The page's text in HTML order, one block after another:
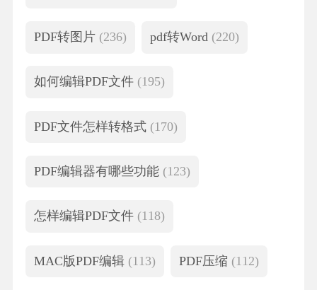
PDF转图片 (236) pdf转Word (220)
如何编辑PDF文件 (195)
PDF文件怎样转格式 (170)
PDF编辑器有哪些功能 (123)
怎样编辑PDF文件 (118)
MAC版PDF编辑 (113) PDF压缩 (112)